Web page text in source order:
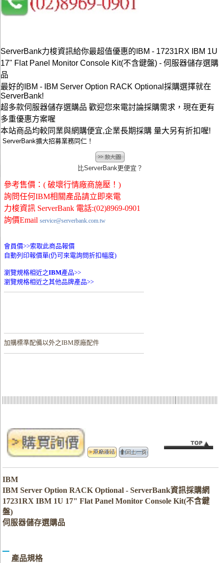
ServerBank力梭資訊給你最超值優惠的IBM - 17231RX IBM 1U
17" Flat Panel Monitor Console Kit(不含鍵盤) - 伺服器儲存選購
品
最好的IBM - IBM Server Option RACK Optional採購選擇就在
ServerBank!
超多款伺服器儲存選購品 歡迎您來電討論採購需求，現在更有
多重優惠方案喔
本站商品均較同業與網購便宜,企業長期採購 量大另有折扣喔!
ServerBank擴大招募業務同仁！
比ServerBank更便宜？
參考售價：( 破壞行情廠商施壓！)
詢問任何IBM相關產品請立即來電
力梭資訊 ServerBank 電話:(02)8969-0901
詢價Email service@serverbank.com.tw
會員價>>索取此商品報價
自動列印報價單(仍可來電詢問折扣幅度)
瀏覽規格相近之IBM產品>>
瀏覽規格相近之其他品牌產品>>
加購標準配備以外之IBM原廠配件
IBM
IBM Server Option RACK Optional - ServerBank資訊採購網
17231RX IBM 1U 17" Flat Panel Monitor Console Kit(不含鍵
盤)
伺服器儲存選購品
產品規格